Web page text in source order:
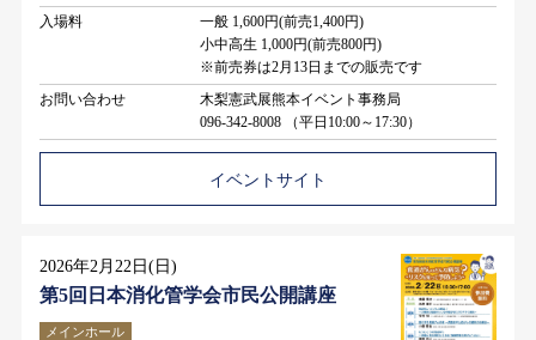
入場料
一般 1,600円(前売1,400円)
小中高生 1,000円(前売800円)
※前売券は2月13日までの販売です
お問い合わせ
木梨憲武展熊本イベント事務局
096-342-8008 （平日10:00～17:30）
イベントサイト
2026年2月22日(日)
第5回日本消化管学会市民公開講座
メインホール